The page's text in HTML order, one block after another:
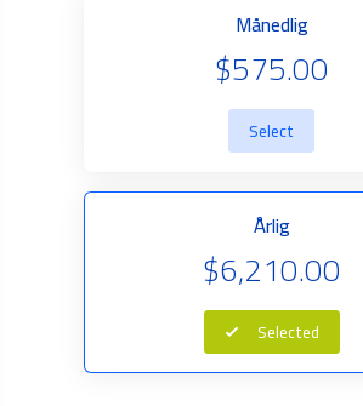
Månedlig
$575.00
Select
Årlig
$6,210.00
Selected